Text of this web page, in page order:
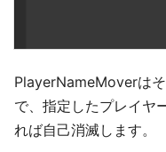
PlayerNameMoverは
で、指定したプレイヤ
れば自己消滅します。